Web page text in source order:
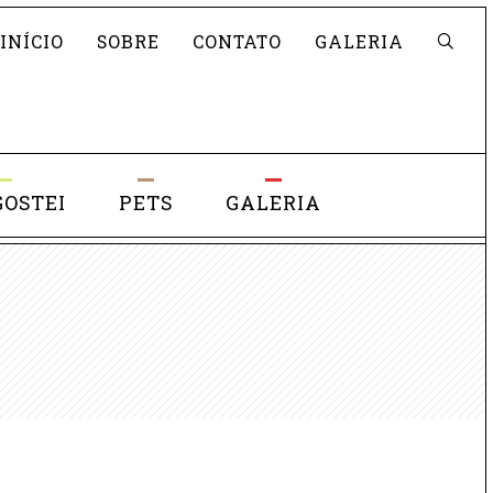
Pesquisar
INÍCIO
SOBRE CONTATO GALERIA
PETS GALERIA